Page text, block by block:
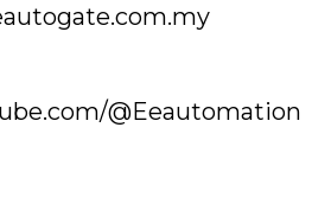
@Eeautomation